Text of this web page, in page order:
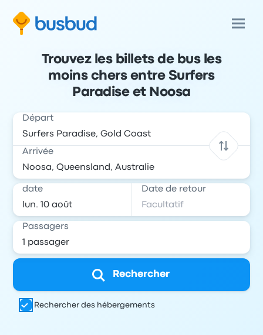
Trouvez les billets de bus les
moins chers entre Surfers
Paradise et Noosa
Départ
Arrivée
date Date de retour
Passagers
Rechercher
Rechercher des hébergements